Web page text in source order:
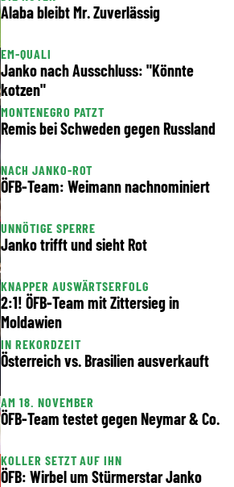
Alaba bleibt Mr. Zuverlässig
EM-QUALI
Janko nach Ausschluss: "Könnte
kotzen"
MONTENEGRO PATZT
Remis bei Schweden gegen Russland
NACH JANKO-ROT
ÖFB-Team: Weimann nachnominiert
UNNÖTIGE SPERRE
Janko trifft und sieht Rot
KNAPPER AUSWÄRTSERFOLG
2:1! ÖFB-Team mit Zittersieg in
Moldawien
IN REKORDZEIT
Österreich vs. Brasilien ausverkauft
AM 18. NOVEMBER
ÖFB-Team testet gegen Neymar & Co.
KOLLER SETZT AUF IHN
ÖFB: Wirbel um Stürmerstar Janko